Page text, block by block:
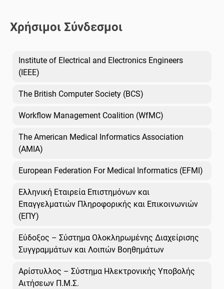
Χρήσιμοι Σύνδεσμοι
Institute of Electrical and Electronics Engineers
(IEEE)
The British Computer Society (BCS)
Workflow Management Coalition (WfMC)
The American Medical Informatics Association
(AMIA)
European Federation For Medical Informatics (EFMI)
Ελληνική Εταιρεία Επιστημόνων και
Επαγγελματιών Πληροφορικής και Επικοινωνιών
(ΕΠΥ)
Εύδοξος – Σύστημα Ολοκληρωμένης Διαχείρισης
Συγγραμμάτων και Λοιπών Βοηθημάτων
Αρίστυλλος – Σύστημα Ηλεκτρονικής Υποβολής
Αιτήσεων Π.Μ.Σ.